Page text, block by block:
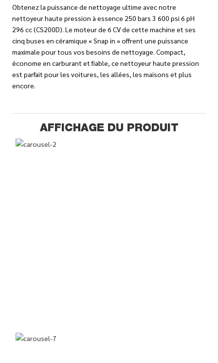
Obtenez la puissance de nettoyage ultime avec notre
nettoyeur haute pression à essence 250 bars 3 600 psi 6 pH
296 cc (CS200D). Le moteur de 6 CV de cette machine et ses
cinq buses en céramique « Snap in » offrent une puissance
maximale pour tous vos besoins de nettoyage. Compact,
économe en carburant et fiable, ce nettoyeur haute pression
est parfait pour les voitures, les allées, les maisons et plus
encore.
AFFICHAGE DU PRODUIT